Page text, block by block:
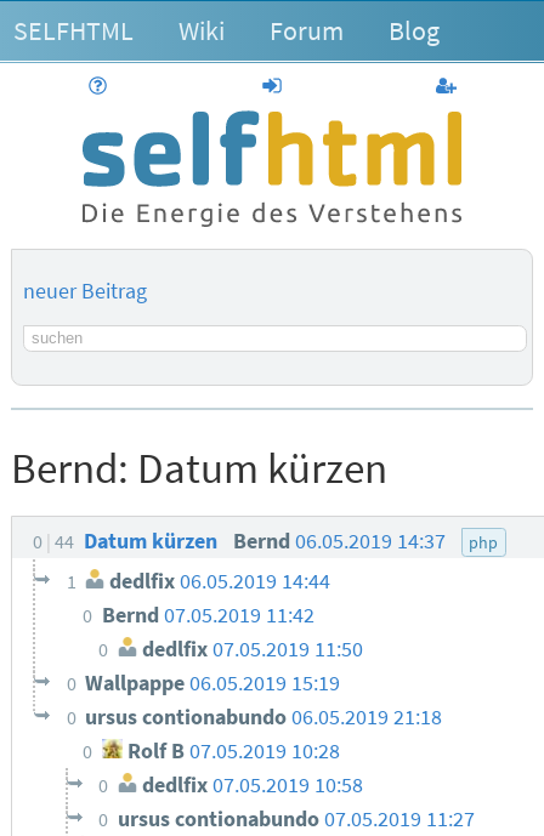
SELFHTML Wiki Forum Blog
anmelden
neuer Beitrag
Suchbegriff
Bernd: Datum kürzen
0 44 Datum kürzen Bernd 06.05.2019 14:37 php
1 dedlfix06.05.2019 14:44
0 Bernd 07.05.2019 11:42
0 dedlfix07.05.2019 11:50
0 Wallpappe06.05.2019 15:19
0 ursus contionabundo06.05.2019 21:18
0 Rolf B07.05.2019 10:28
0 dedlfix07.05.2019 10:58
0 ursus contionabundo07.05.2019 11:27